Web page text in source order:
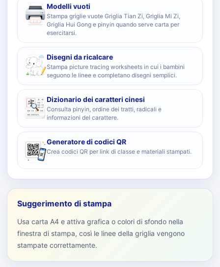
Modelli vuoti
Stampa griglie vuote Griglia Tian Zi, Griglia Mi Zi,
Griglia Hui Gong e pinyin quando serve carta per
esercitarsi.
Disegni da ricalcare
Stampa picture tracing worksheets in cui i bambini
seguono le linee e completano disegni semplici.
Dizionario dei caratteri cinesi
Consulta pinyin, ordine dei tratti, radicali e
informazioni del carattere.
Generatore di codici QR
Crea codici QR per link di classe e materiali stampati.
Suggerimento di stampa
Usa carta A4 e attiva grafica o colori di sfondo nella
finestra di stampa, così le linee della griglia vengono
stampate correttamente.